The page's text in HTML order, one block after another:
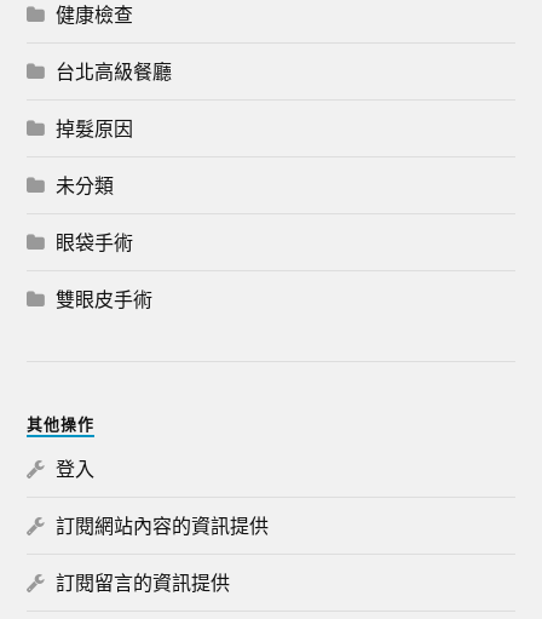
健康檢查
台北高級餐廳
掉髮原因
未分類
眼袋手術
雙眼皮手術
其他操作
登入
訂閱網站內容的資訊提供
訂閱留言的資訊提供